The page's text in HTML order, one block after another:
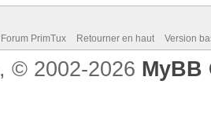
Forum PrimTux Retourner en haut Version
, © 2002-2026 MyBB